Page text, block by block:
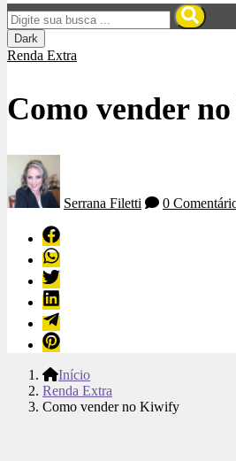
Dark
Renda Extra
Como vender
Serrana Filetti 0
Início
Renda Extra
Como vender no Kiwify